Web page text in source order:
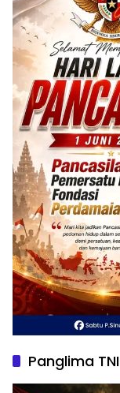
Panglima TNI